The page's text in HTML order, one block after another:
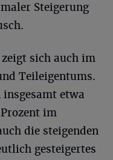
Steigerung
sich auch im
Teileigentums.
insgesamt etwa
im
die steigenden
gesteigertes